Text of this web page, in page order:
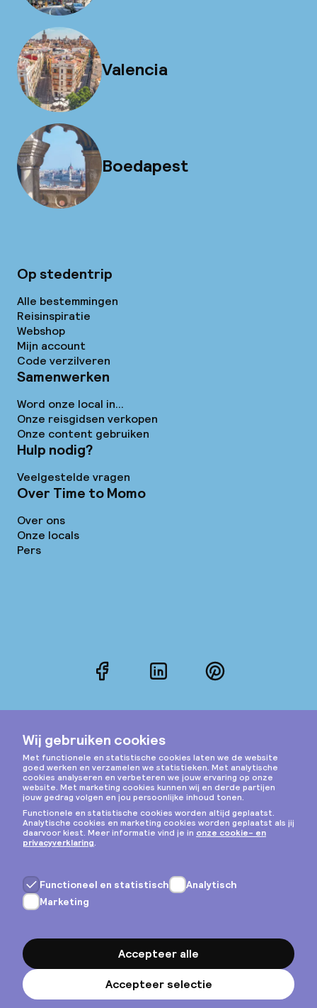
Valencia
Boedapest
Op stedentrip
Alle bestemmingen
Reisinspiratie
Webshop
Mijn account
Code verzilveren
Samenwerken
Word onze local in...
Onze reisgidsen verkopen
Onze content gebruiken
Hulp nodig?
Veelgestelde vragen
Over Time to Momo
Over ons
Onze locals
Pers
FacebookLinkedInPinterest
Instagram
Privacy & cookies
Algemene voorwaarden